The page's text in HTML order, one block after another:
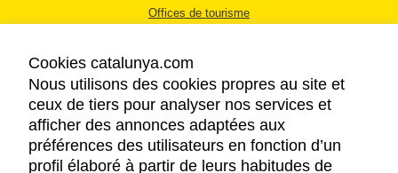
Offices de tourisme
MENTIONS LÉGALES
RÈGLES DE CONFIDENTIALITÉ
Cookies catalunya.com
Nous utilisons des cookies propres au site et
ceux de tiers pour analyser nos services et
afficher des annonces adaptées aux
préférences des utilisateurs en fonction d’un
profil élaboré à partir de leurs habitudes de